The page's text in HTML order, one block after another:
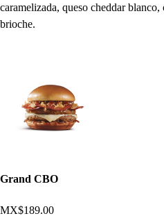
caramelizada, queso cheddar
brioche.
Grand CBO
MX$189.00